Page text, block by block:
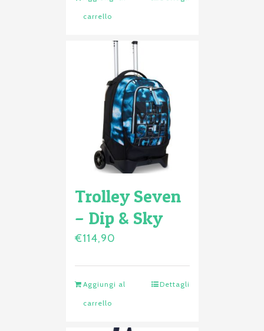
carrello
Trolley Seven
– Dip & Sky
€114,90
Aggiungi al
carrello
Dettagli